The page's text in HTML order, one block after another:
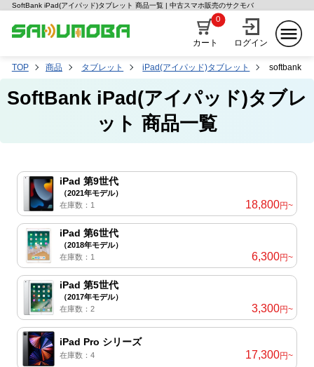
SoftBank iPad(アイパッド)タブレット 商品一覧 | 中古スマホ販売のサクモバ
カート
0
ログイン
TOP 商品 タブレット iPad(アイパッド)タブレット softbank
SoftBank iPad(アイパッド)タブレ
ット 商品一覧
iPad 第9世代
（2021年モデル）
在庫数：1
18,800円~
iPad 第6世代
（2018年モデル）
在庫数：1
6,300円~
iPad 第5世代
（2017年モデル）
在庫数：2
3,300円~
iPad Pro シリーズ
在庫数：4 17,300円~